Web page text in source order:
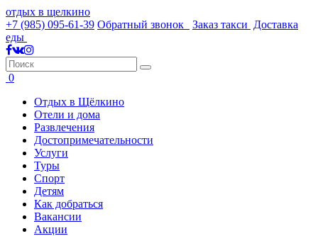
отдых в щелкино
+7 (985) 095-61-39 Обратный звонок Заказ такси Доставка
еды
0
Отдых в Щёлкино
Отели и дома
Развлечения
Достопримечательности
Услуги
Туры
Спорт
Детям
Как добраться
Вакансии
Акции